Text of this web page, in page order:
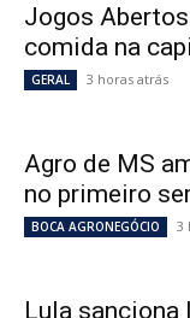
Jogos
comida na
GERAL 3 horas atrás
Agro de MS
no primeiro
BOCA AGRONEGÓCIO 3
Lula sanciona